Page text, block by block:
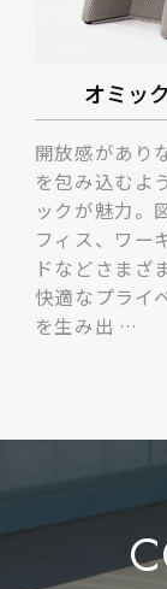
オミッ
開放感があり
を包み込むよ
ックが魅力。
フィス、ワー
ドなどさまざ
快適なプライ
を生み出 …